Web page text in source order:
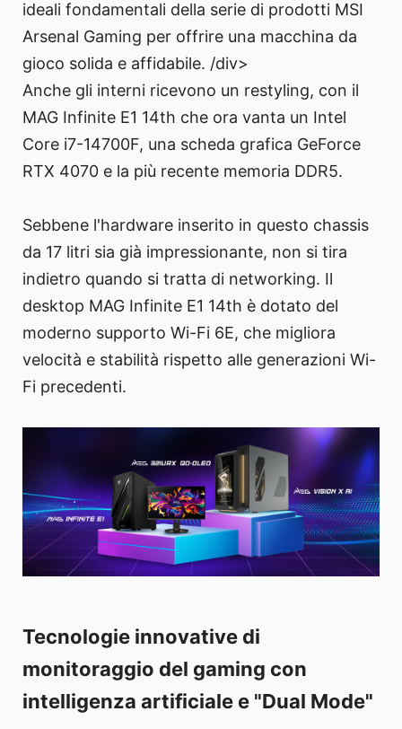
ideali fondamentali della serie di prodotti MSI
Arsenal Gaming per offrire una macchina da
gioco solida e affidabile. /div>
Anche gli interni ricevono un restyling, con il
MAG Infinite E1 14th che ora vanta un Intel
Core i7-14700F, una scheda grafica GeForce
RTX 4070 e la più recente memoria DDR5.
Sebbene l'hardware inserito in questo chassis
da 17 litri sia già impressionante, non si tira
indietro quando si tratta di networking. Il
desktop MAG Infinite E1 14th è dotato del
moderno supporto Wi-Fi 6E, che migliora
velocità e stabilità rispetto alle generazioni Wi-
Fi precedenti.
Tecnologie innovative di
monitoraggio del gaming con
intelligenza artificiale e "Dual Mode"